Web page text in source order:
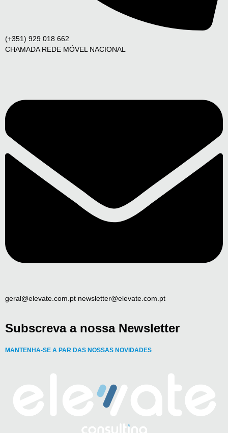
(+351) 929 018 662
CHAMADA REDE MÓVEL NACIONAL
geral@elevate.com.pt newsletter@elevate.com.pt
Subscreva a nossa Newsletter
MANTENHA-SE A PAR DAS NOSSAS NOVIDADES